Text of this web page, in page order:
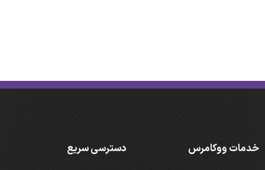
خدمات ووکامرس دسترسی سریع